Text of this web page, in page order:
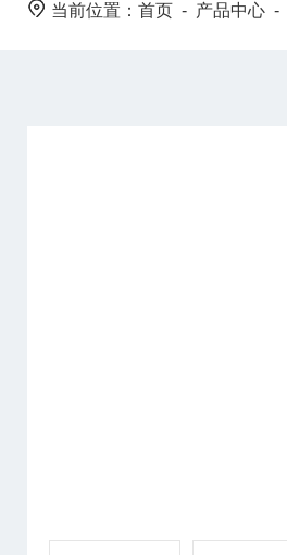
当前位置： 首页 - 产品中心 -